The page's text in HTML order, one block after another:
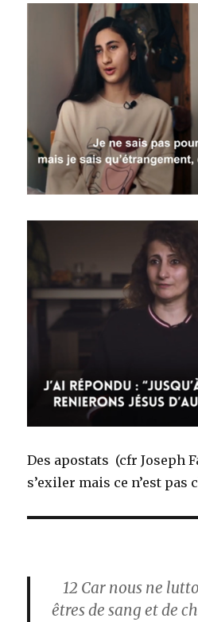
Des apostats (cfr Joseph
s’exiler mais ce n’est pas
12 Car nous ne
êtres de sang et de